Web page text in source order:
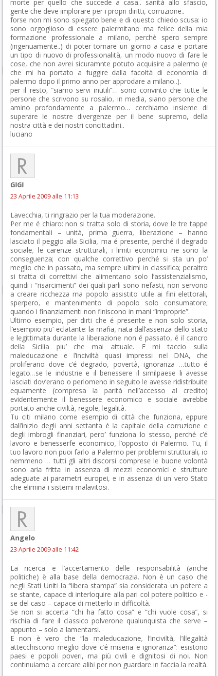
morte per quello che succede a casa.. sanità allo sfascio,
gente che deve implorare per i propri diritti, corruzione..
forse non mi sono spiegato bene e di questo chiedo scusa: io
sono orgoglioso di essere palermitano ma felice della mia
formazione professionale a milano, perchè spero sempre
(ingenuamente..) di poter tornare un giorno a casa e portare
un tipo di nuovo di professionalità, un modo nuovo di fare le
cose, che non avrei sicuramnte potuto acquisire a palermo (e
che mi ha portato a fuggire dalla facoltà di economia di
palermo dopo il primo anno per approdare a milano..).
per il resto, “siamo servi inutili”… sono convinto che tutte le
persone che scrivono su rosalio, in media, siano persone che
amino profondamente a palermo… cerchiamo insieme di
superare le nostre divergenze per il bene supremo, della
nostra città e dei nostri concittadini..
luciano
GIGI
23 Aprile 2009 alle 11:13
Lavecchia, ti ringrazio per la tua moderazione.
Per me é chiaro: non si tratta solo di storia, dove le tre tappe
fondamentali – unità, prima guerra, liberazione – hanno
lasciato il peggio alla Sicilia, ma é presente, perché il degrado
sociale, le carenze strutturali, i limiti economici ne sono la
conseguenza; con qualche correttivo perché si sta un po’
meglio che in passato, ma sempre ultimi in classifica; peraltro
si tratta di correttivi che alimentano solo l’assistenzialismo,
quindi i “risarcimenti” dei quali parli sono nefasti, non servono
a creare ricchezza ma popolo assistito utile ai fini elettorali,
sperpero, e mantenimento di popolo solo consumatore;
quando i finanziamenti non finiscono in mani “improprie”.
Ultimo esempio, per dirti che é presente e non solo storia,
l’esempiio piu’ eclatante: la mafia, nata dall’assenza dello stato
e legittimata durante la liberazione non é passato, é il cancro
della Sicilia piu’ che mai attuale. E mi taccio sulla
maleducazione e l’inciviltà quasi impressi nel DNA, che
proliferano dove c’é degrado, povertà, ignoranza …tutto é
legato…se le industrie e il benessere il similpaese li avesse
lasciati dov’erano o perlomeno in seguito le avesse ridistribuite
equamente (compresa la parità nell’accesso al credito)
evidentemente il benessere economico e sociale avrebbe
portato anche civiltà, regole, legalità.
Tu citi milano come esempio di città che funziona, eppure
dall’inizio degli anni settanta é la capitale della corruzione e
degli imbrogli finanziari, pero’ funziona lo stesso, perché c’é
lavoro e benesserfe economico, l’opposto di Palermo. Tu, il
tuo lavoro non puoi farlo a Palermo per problemi strutturali, io
nemmeno … tutti gli altri discorsi comprese le buone volontà
sono aria fritta in assenza di mezzi economici e strutture
adeguate ai parametri europei, e in assenza di un vero Stato
che elimina i sistemi malavitosi.
Angelo
23 Aprile 2009 alle 11:42
La ricerca e l’accertamento delle responsabilità (anche
politiche) è alla base della democrazia. Non è un caso che
negli Stati Uniti la “libera stampa” sia considerata un potere a
se stante, capace di interloquire alla pari col potere politico e -
se del caso – capace di metterlo in difficoltà.
Se non si accerta “chi ha fatto cosa” e “chi vuole cosa”, si
rischia di fare il classico polverone qualunquista che serve –
appunto – solo a lamentarsi.
E non è vero che “la maleducazione, l’inciviltà, l’illegalità
attecchiscono meglio dove c’é miseria e ignoranza”: esistono
paesi e popoli poveri, ma più civili e dignitosi di noi. Non
continuiamo a cercare alibi per non guardare in faccia la realtà.